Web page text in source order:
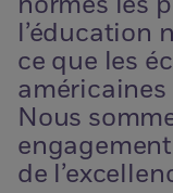
l’éducation
ce que les
Nous
de